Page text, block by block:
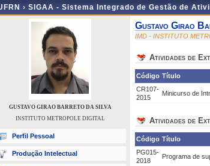
› SIGAA - Sistema Integrado de Gestão de
GUSTAVO GIRAO BARRETO DA SILVA
INSTITUTO METROPOLE DIGITAL
Perfil Pessoal
Produção Intelectual
Gustavo Girao
IMD - INSTITUTO
Atividades de
Código Título
CR107-
2015
Minicurso de
Atividades de
Código Título
PG015-
2018
Programa de